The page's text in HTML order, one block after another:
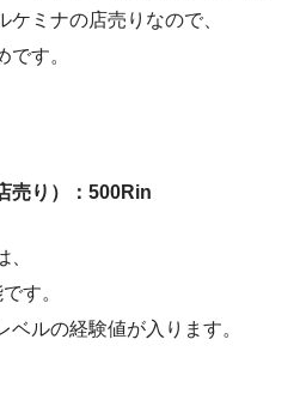
ケミナの店売りなので、
す。
売り）：500Rin
す。
ルの経験値が入ります。